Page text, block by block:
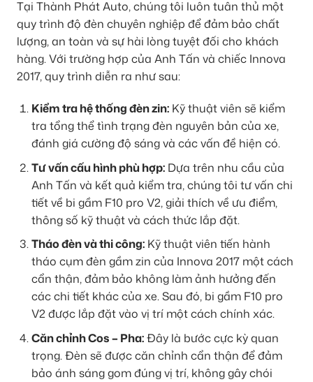
Tại Thành Phát Auto, chúng tôi luôn tuân thủ một
quy trình độ đèn chuyên nghiệp để đảm bảo chất
lượng, an toàn và sự hài lòng tuyệt đối cho khách
hàng. Với trường hợp của Anh Tấn và chiếc Innova
2017, quy trình diễn ra như sau:
Kiểm tra hệ thống đèn zin:Kỹ thuật viên sẽ kiểm
tra tổng thể tình trạng đèn nguyên bản của xe,
đánh giá cường độ sáng và các vấn đề hiện có.
Tư vấn cấu hình phù hợp:Dựa trên nhu cầu của
Anh Tấn và kết quả kiểm tra, chúng tôi tư vấn chi
tiết về bi gầm F10 pro V2, giải thích về ưu điểm,
thông số kỹ thuật và cách thức lắp đặt.
Tháo đèn và thi công:Kỹ thuật viên tiến hành
tháo cụm đèn gầm zin của Innova 2017 một cách
cẩn thận, đảm bảo không làm ảnh hưởng đến
các chi tiết khác của xe. Sau đó, bi gầm F10 pro
V2 được lắp đặt vào vị trí một cách chính xác.
Căn chỉnh Cos – Pha:Đây là bước cực kỳ quan
trọng. Đèn sẽ được căn chỉnh cẩn thận để đảm
bảo ánh sáng gom đúng vị trí, không gây chói